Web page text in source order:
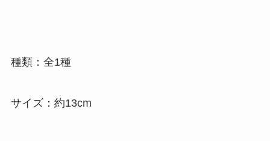
種類：全1種
サイズ：約13cm